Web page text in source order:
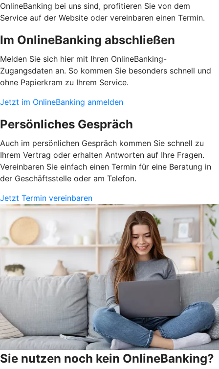
OnlineBanking bei uns sind, profitieren Sie von dem
Service auf der Website oder vereinbaren einen Termin.
Im OnlineBanking abschließen
Melden Sie sich hier mit Ihren OnlineBanking-
Zugangsdaten an. So kommen Sie besonders schnell und
ohne Papierkram zu Ihrem Service.
Jetzt im OnlineBanking anmelden
Persönliches Gespräch
Auch im persönlichen Gespräch kommen Sie schnell zu
Ihrem Vertrag oder erhalten Antworten auf Ihre Fragen.
Vereinbaren Sie einfach einen Termin für eine Beratung in
der Geschäftsstelle oder am Telefon.
Jetzt Termin vereinbaren
Sie nutzen noch kein OnlineBanking?